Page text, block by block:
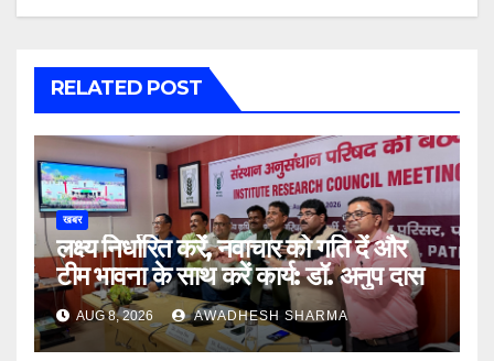
RELATED POST
खबर
लक्ष्य निर्धारित करें, नवाचार को गति दें और
टीम भावना के साथ करें कार्य: डॉ. अनुप दास
AUG 8, 2026 AWADHESH SHARMA